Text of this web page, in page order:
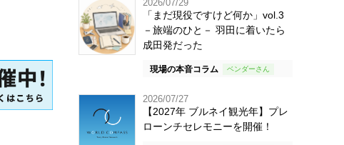
2026/07/29
「まだ現役ですけど何か」vol.3
－旅端のひと－ 羽田に着いたら
成田発だった
現場の本音コラム
2026/07/27
【2027年 ブルネイ観光年】プレ
ローンチセレモニーを開催！